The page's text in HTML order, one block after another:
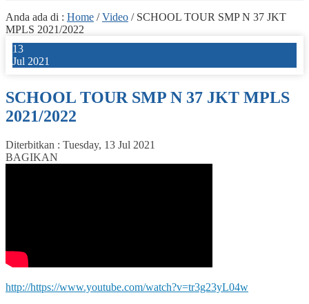
Anda ada di : Home /Video / SCHOOL TOUR SMP N 37 JKT
MPLS 2021/2022
13
Jul 2021
SCHOOL TOUR SMP N 37 JKT MPLS
2021/2022
Diterbitkan : Tuesday, 13 Jul 2021
BAGIKAN
http://https://www.youtube.com/watch?v=tr3g23yL04w